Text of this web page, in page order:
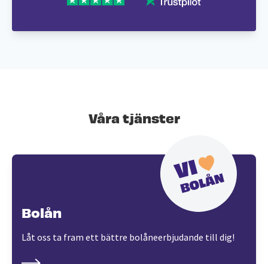
Våra tjänster
Bolån
Låt oss ta fram ett bättre bolåneerbjudande till dig!